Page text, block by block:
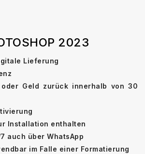
2023
Lieferung
Geld zurück innerhalb von 30
Installation enthalten
auch über WhatsApp
im Falle einer Formatierung